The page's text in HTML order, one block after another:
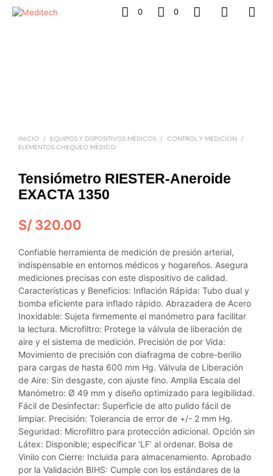
0 0
INICIO / EQUIPOS Y DISPOSITIVOS MÉDICOS / CONTROL Y MEDICIÓN /
ELEMENTOS CHEQUEO MÉDICO
Tensiómetro RIESTER-Aneroide
EXACTA 1350
S/ 320.00
Confiable herramienta de medición de presión arterial,
indispensable en entornos médicos y hogareños. Asegura
mediciones precisas con este dispositivo de calidad.
Características y Beneficios: Inflación Rápida: Tubo dual y
bomba eficiente para inflado rápido. Abrazadera de Acero
Inoxidable: Sujeta firmemente el manómetro para facilitar
la lectura. Microfiltro: Protege la válvula de liberación de
aire y el sistema de medición. Precisión de por Vida:
Movimiento de precisión con diafragma de cobre-berilio
para cargas de hasta 600 mm Hg. Válvula de Liberación
de Aire: Sin desgaste, con ajuste fino. Amplia Escala del
Manómetro: Ø 49 mm y diseño optimizado para legibilidad.
Fácil de Desinfectar: Superficie de alto pulido fácil de
limpiar. Precisión: Tolerancia de error de +/- 2 mm Hg.
Seguridad: Microfiltro para protección adicional. Opción sin
Látex: Disponible; especificar ‘LF’ al ordenar. Bolsa de
Vinilo con Cierre: Incluida para almacenamiento. Aprobado
por la Validación BIHS: Cumple con los estándares de la